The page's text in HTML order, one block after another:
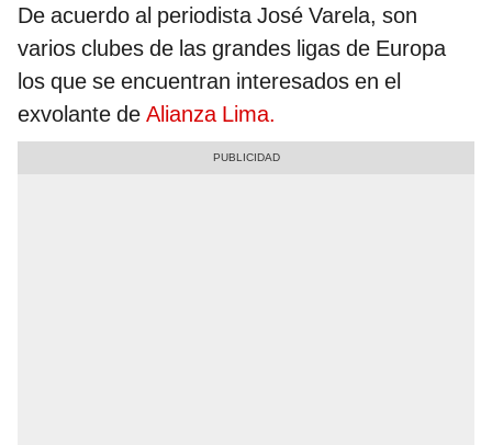
De acuerdo al periodista José Varela, son
varios clubes de las grandes ligas de Europa
los que se encuentran interesados en el
exvolante de Alianza Lima.